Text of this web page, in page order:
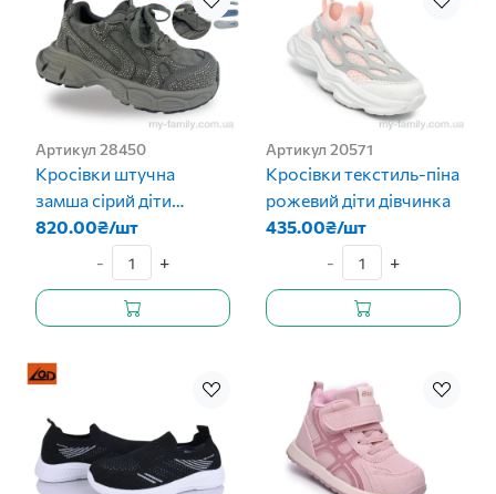
Артикул 28450
Кросівки штучна
замша сірий діти
дівчинка
820.00₴/шт
-
+
Артикул 20571
Кросівки текстиль-піна
рожевий діти дівчинка
435.00₴/шт
-
+